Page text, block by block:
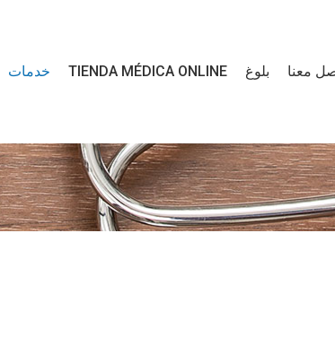
خدمات TIENDA MÉDICA ONLINE بلوغ معنا